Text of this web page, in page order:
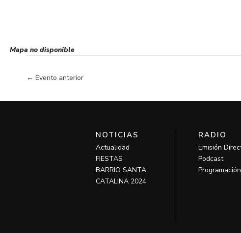
Mapa no disponible
← Evento anterior
NOTICIAS
Actualidad
FIESTAS
BARRIO SANTA
CATALINA 2024
RADIO
Emisión
Podcast
Programación